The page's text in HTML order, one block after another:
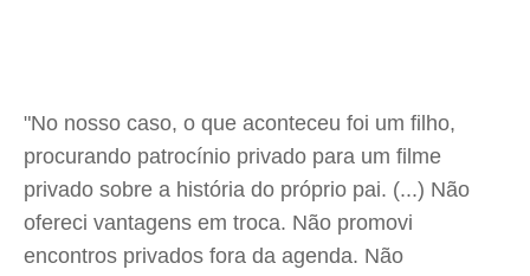
"No nosso caso, o que aconteceu foi um filho,
procurando patrocínio privado para um filme
privado sobre a história do próprio pai. (...) Não
ofereci vantagens em troca. Não promovi
encontros privados fora da agenda. Não